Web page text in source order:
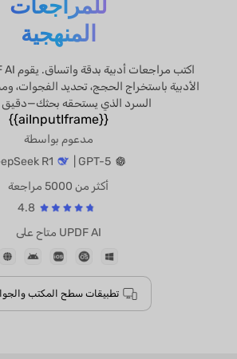
المنهجية
الأدبية باستخراج الحجج، تحديد الفجوات،
السرد الذي يستحقه
{{aiInputIframe}}
مدعوم بواسطة
DeepSeek R1
أكثر من 5000 مراجعة
4.8
UPDF AI متاح على